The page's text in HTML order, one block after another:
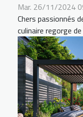
Mar. 26/11/2024
Chers passionnés
culinaire regorge